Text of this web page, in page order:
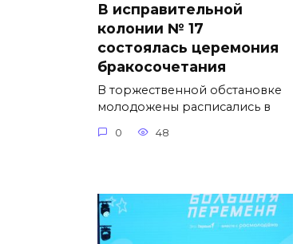
В исправительной
колонии № 17
состоялась церемония
бракосочетания
В торжественной обстановке
молодожены расписались в
0 48